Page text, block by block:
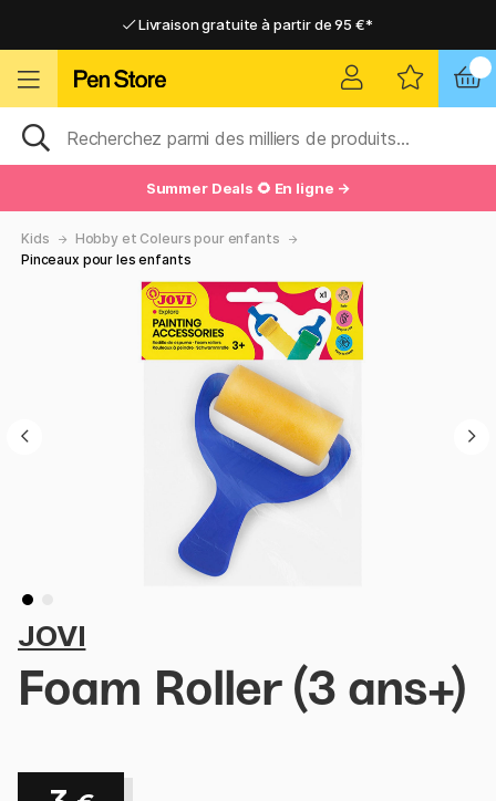
Livraison gratuite à partir de 95 €*
Livraison domicile ou point relais
Livraison gratuite à partir de 95 €*
Livraison domicile ou point relais
Summer Deals 🌻 En ligne →
Kids
Hobby et Coleurs pour enfants
Pinceaux pour les enfants
JOVI
Foam Roller (3 ans+)